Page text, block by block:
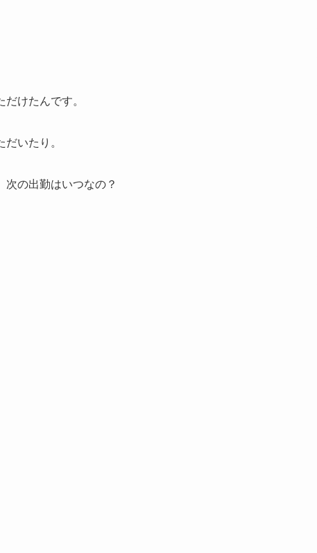
けたんです。
いたり。
の出勤はいつなの？